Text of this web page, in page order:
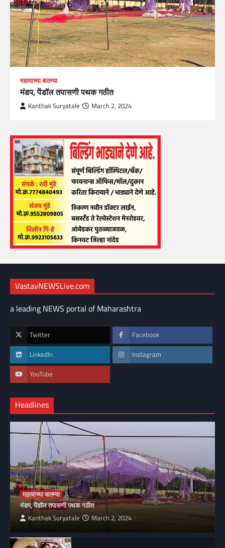
महत्वाच्या बातम्या
मंडप, पेंडॉल तपासणी पथक गठीत
Kanthak Suryatale March 2, 2024
VastavNEWSLive.com
a leading NEWS portal of Maharashtra
Twitter Facebook
LinkedIn Instagram
YouTube
Headlines
महत्वाच्या बातम्या
मंडप, पेंडॉल तपासणी पथक गठीत
Kanthak Suryatale March 2, 2024